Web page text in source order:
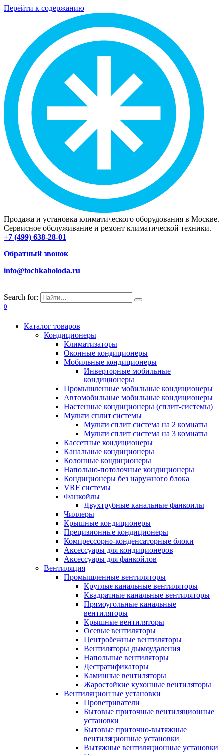
Перейти к содержанию
Продажа и установка климатического оборудования в Москве.
Сервисное обслуживание и ремонт климатической техники.
+7 (499) 638-28-01
Обратный звонок
info@tochkaholoda.ru
Search for:
0
Каталог товаров
Кондиционеры
Климатизаторы
Оконные кондиционеры
Мобильные кондиционеры
Инверторные мобильные
кондиционеры
Промышленные мобильные кондиционеры
Автомобильные мобильные кондиционеры
Настенные кондиционеры (сплит-системы)
Мульти сплит системы
Мульти сплит система на 2 комнаты
Мульти сплит система на 3 комнаты
Кассетные кондиционеры
Канальные кондиционеры
Колонные кондиционеры
Напольно-потолочные кондиционеры
Кондиционеры без наружного блока
VRF системы
Фанкойлы
Двухтрубные канальные фанкойлы
Чиллеры
Крышные кондиционеры
Прецизионные кондиционеры
Компрессорно-конденсаторные блоки
Аксессуары для кондиционеров
Аксессуары для фанкойлов
Вентиляция
Промышленные вентиляторы
Круглые канальные вентиляторы
Квадратные канальные вентиляторы
Прямоугольные канальные
вентиляторы
Крышные вентиляторы
Осевые вентиляторы
Центробежные вентиляторы
Вентиляторы дымоудаления
Напольные вентиляторы
Дестратификаторы
Каминные вентиляторы
Жаростойкие кухонные вентиляторы
Вентиляционные установки
Проветриватели
Бытовые приточные вентиляционные
установки
Бытовые приточно-вытяжные
вентиляционные установки
Вытяжные вентиляционные установки